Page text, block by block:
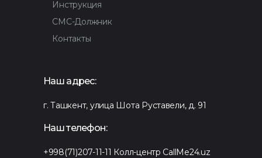
Инструкция
СМС-Должник
Контакты
Наш адрес:
г. Ташкент, улица Шота Руставели, д. 91
Наш телефон:
+998(71)207-11-11 Колл-центр CallMe24.uz